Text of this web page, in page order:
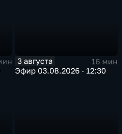
3 августа
16 мин
Эфир 03.08.2026 · 12:30